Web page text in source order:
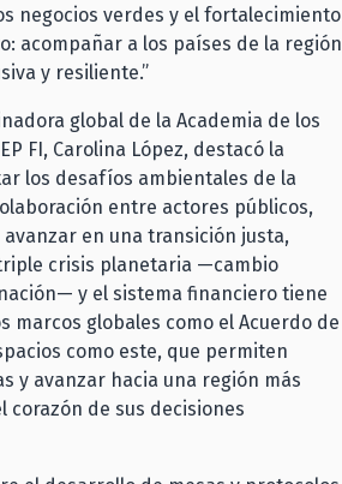
negocios verdes y el fortalecimiento
acompañar a los países de la región
y resiliente.”
global de la Academia de los
FI, Carolina López, destacó la
los desafíos ambientales de la
entre actores públicos,
en una transición justa,
crisis planetaria —cambio
y el sistema financiero tiene
marcos globales como el Acuerdo de
como este, que permiten
y avanzar hacia una región más
de sus decisiones